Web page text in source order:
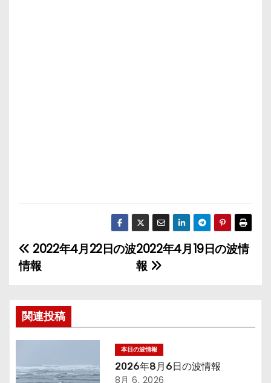
投
稿
ナ
ビ
2022年4月19日の波情
報
2022年4月22日の波
情報
関連投稿
本日の波情報
2026年8月6日の波情報
8月 6, 2026